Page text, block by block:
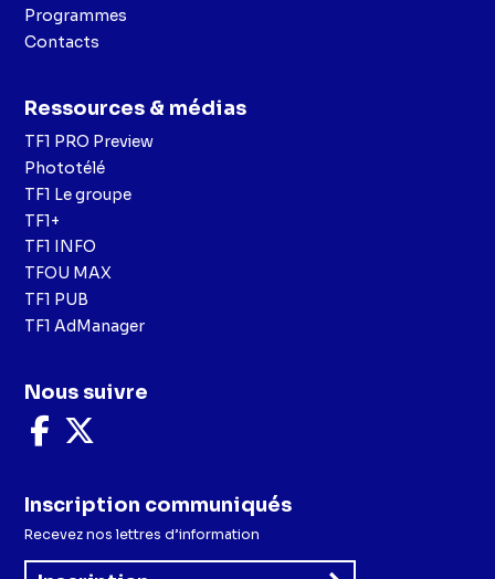
Programmes
Contacts
Ressources & médias
TF1 PRO Preview
Phototélé
TF1 Le groupe
TF1+
TF1 INFO
TFOU MAX
TF1 PUB
TF1 AdManager
Nous suivre
Nous
suivre
Facebook
X
Inscription communiqués
Recevez nos lettres d’information